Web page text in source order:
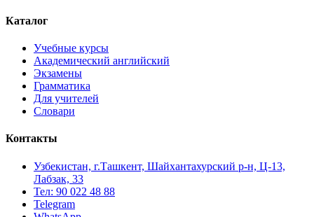
Каталог
Учебные курсы
Академический английский
Экзамены
Грамматика
Для учителей
Словари
Контакты
Узбекистан, г.Ташкент, Шайхантахурский р-н, Ц-13,
Лабзак, 33
Тел: 90 022 48 88
Telegram